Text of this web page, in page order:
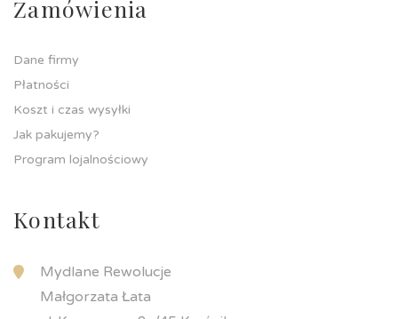
Zamówienia
Dane firmy
Płatności
Koszt i czas wysyłki
Jak pakujemy?
Program lojalnościowy
Kontakt
Mydlane Rewolucje
Małgorzata Łata